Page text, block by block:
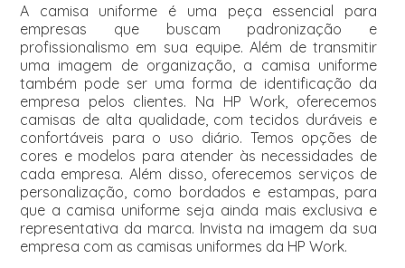
A camisa uniforme é uma peça essencial para
empresas que buscam padronização e
profissionalismo em sua equipe. Além de transmitir
uma imagem de organização, a camisa uniforme
também pode ser uma forma de identificação da
empresa pelos clientes. Na HP Work, oferecemos
camisas de alta qualidade, com tecidos duráveis e
confortáveis para o uso diário. Temos opções de
cores e modelos para atender às necessidades de
cada empresa. Além disso, oferecemos serviços de
personalização, como bordados e estampas, para
que a camisa uniforme seja ainda mais exclusiva e
representativa da marca. Invista na imagem da sua
empresa com as camisas uniformes da HP Work.